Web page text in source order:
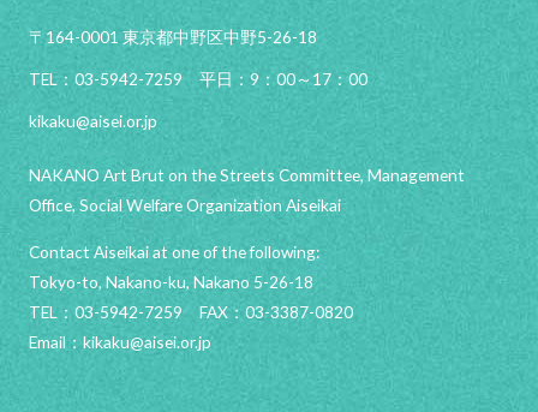
〒164-0001 東京都中野区中野5-26-18
TEL：03-5942-7259 平日：9：00～17：00
kikaku@aisei.or.jp
NAKANO Art Brut on the Streets Committee, Management
Office, Social Welfare Organization Aiseikai
Contact Aiseikai at one of the following:
Tokyo-to, Nakano-ku, Nakano 5-26-18
TEL：03-5942-7259 FAX：03-3387-0820
Email： kikaku@aisei.or.jp